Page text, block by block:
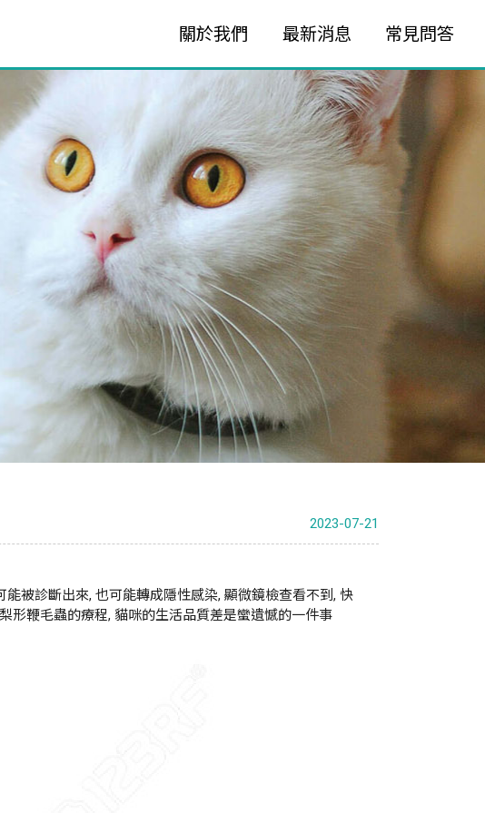
關於我們 最新消息 常見問答
2023-07-21
被診斷出來, 也可能轉成隱性感染, 顯微鏡檢查看不到, 快
形鞭毛蟲的療程, 貓咪的生活品質差是蠻遺憾的一件事